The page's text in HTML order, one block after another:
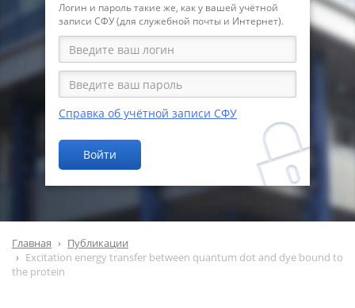
Логин и пароль такие же, как у вашей учётной
записи СФУ (для служебной почты и Интернет).
Справка об учётной записи СФУ
Войти
Главная
Публикации
Excitation energy transfer between quantum dot and dye bound to
the protein